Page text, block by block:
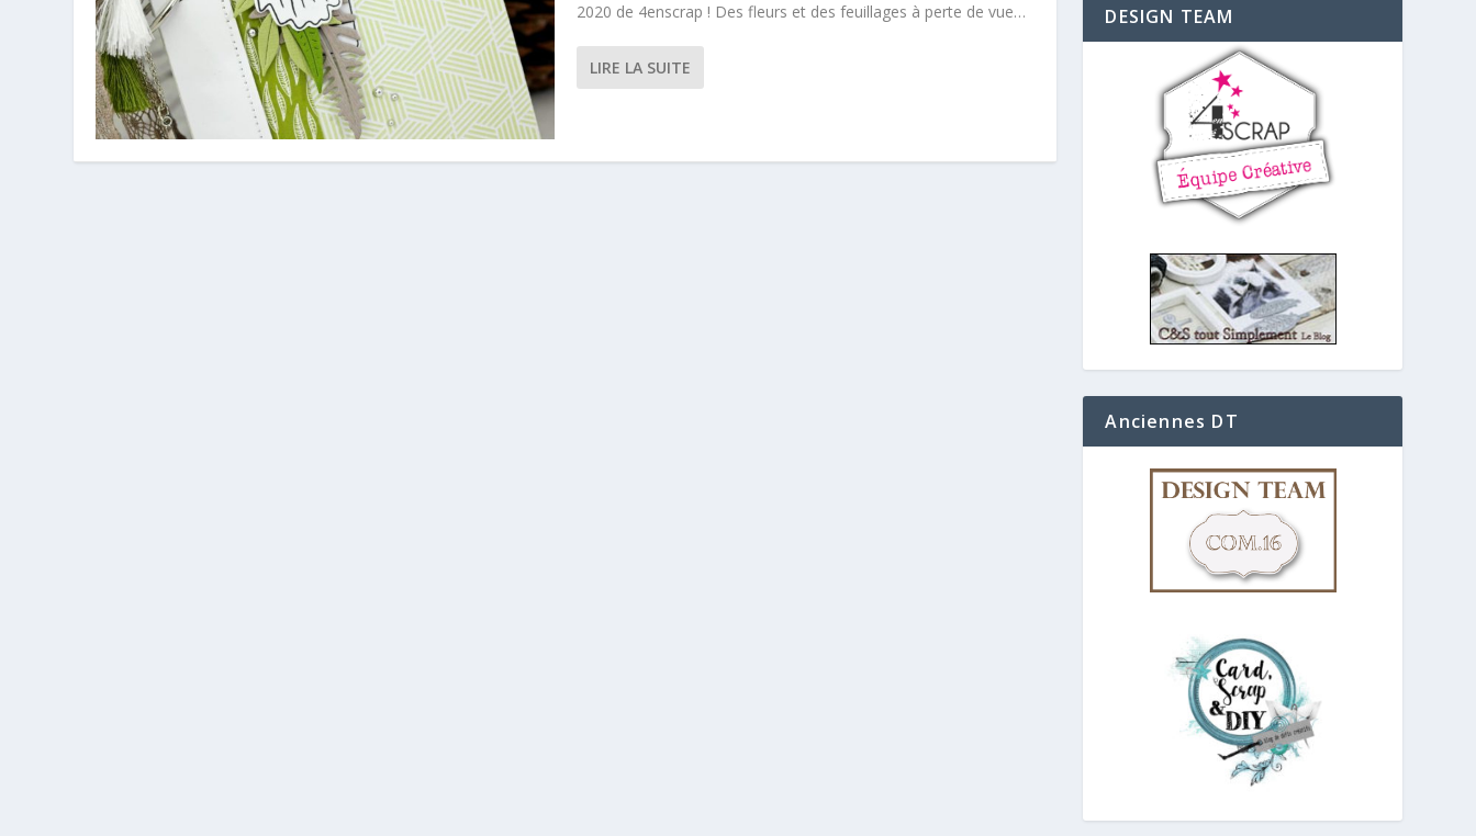
2020 de 4enscrap ! Des fleurs et des feuillages à perte de vue…
LIRE LA SUITE
DESIGN TEAM
Anciennes DT